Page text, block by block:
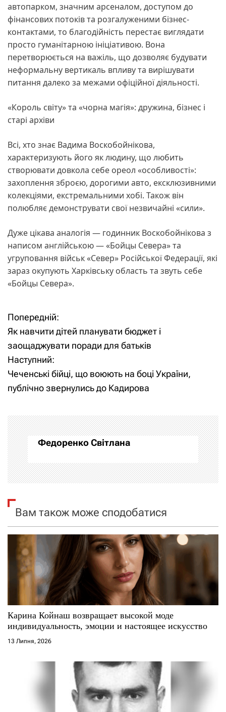
автопарком, значним арсеналом, доступом до
фінансових потоків та розгалуженими бізнес-
контактами, то благодійність перестає виглядати
просто гуманітарною ініціативою. Вона
перетворюється на важіль, що дозволяє будувати
неформальну вертикаль впливу та вирішувати
питання далеко за межами офіційної діяльності.
«Король світу» та «чорна магія»: дружина, бізнес і
старі архіви
Всі, хто знає Вадима Воскобойнікова,
характеризують його як людину, що любить
створювати довкола себе ореол «особливості»:
захоплення зброєю, дорогими авто, ексклюзивними
колекціями, екстремальними хобі. Також він
полюбляє демонструвати свої незвичайні «сили».
Дуже цікава аналогія — годинник Воскобойнікова з
написом англійською — «Бойцы Севера» та
угруповання військ «Север» Російської Федерації, які
зараз окупують Харківську область та звуть себе
«Бойцы Севера».
Н
а
в
і
а
ц
і
а
п
с
і
в
Попередній:
Як навчити дітей планувати бюджет і
заощаджувати поради для батьків
Наступний:
Чеченські бійці, що воюють на боці України,
публічно звернулись до Кадирова
Федоренко Світлана
Вам також може сподобатися
Карина Койнаш возвращает высокой моде
индивидуальность, эмоции и настоящее искусство
13 Липня, 2026